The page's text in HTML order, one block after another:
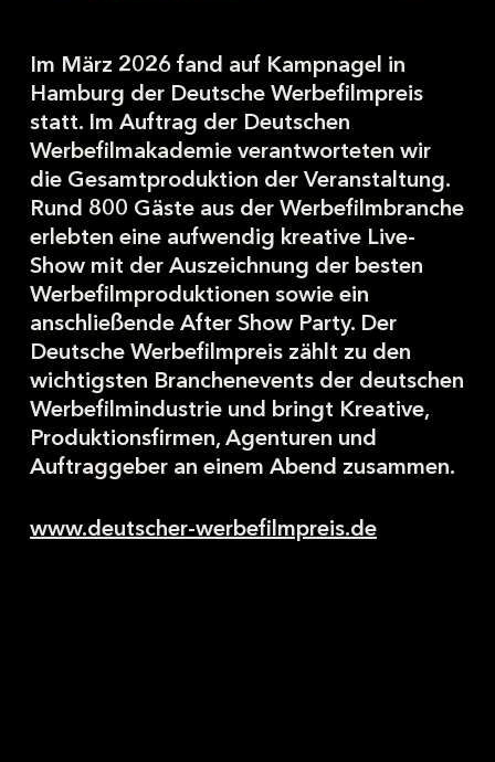
Im März 2026 fand auf Kampnagel in
Hamburg der Deutsche Werbefilmpreis
statt. Im Auftrag der Deutschen
Werbefilmakademie verantworteten wir
die Gesamtproduktion der Veranstaltung.
Rund 800 Gäste aus der Werbefilmbranche
erlebten eine aufwendig kreative Live-
Show mit der Auszeichnung der besten
Werbefilmproduktionen sowie ein
anschließende After Show Party. Der
Deutsche Werbefilmpreis zählt zu den
wichtigsten Branchenevents der deutschen
Werbefilmindustrie und bringt Kreative,
Produktionsfirmen, Agenturen und
Auftraggeber an einem Abend zusammen.
www.deutscher-werbefilmpreis.de